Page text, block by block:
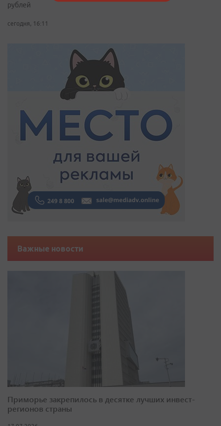
рублей
сегодня, 16:11
Важные новости
Приморье закрепилось в десятке лучших инвест-
регионов страны